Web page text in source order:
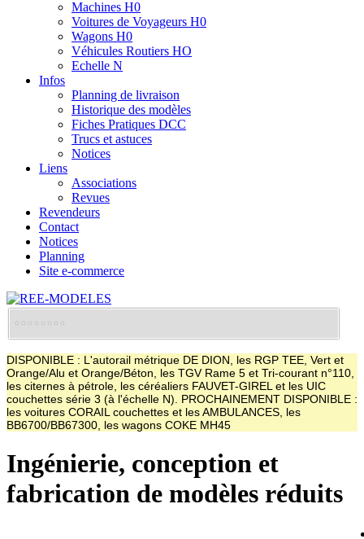
Machines H0
Voitures de Voyageurs H0
Wagons H0
Véhicules Routiers HO
Echelle N
Infos
Planning de livraison
Historique des modèles
Fiches Pratiques DCC
Trucs et astuces
Notices
Liens
Associations
Revues
Revendeurs
Contact
Notices
Planning
Site e-commerce
DISPONIBLE : L'autorail métrique DE DION, les RGP TEE, Vert et
Orange/Alu et Orange/Béton, les TGV Rame 5 et Tri-courant n°110,
les citernes à pétrole, les céréaliers FAUVET-GIREL et les UIC
couchettes série 3 (à l'échelle N). PROCHAINEMENT DISPONIBLE :
les voitures CORAIL couchettes et les AMBULANCES, les
BB6700/BB67300, les wagons COKE MH45
Ingénierie, conception et
fabrication de modèles réduits